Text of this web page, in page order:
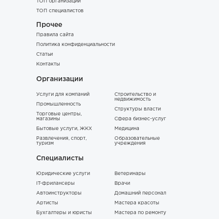
ТОП организаций
ТОП специалистов
Прочее
Правила сайта
Политика конфиденциальности
Статьи
Контакты
Организации
Услуги для компаний
Промышленность
Торговые центры,
магазины
Бытовые услуги, ЖКХ
Развлечения, спорт,
туризм
Строительство и
недвижимость
Структуры власти
Сфера бизнес-услуг
Медицина
Образовательные
учреждения
Специалисты
Юридические услуги
IT-фрилансеры
Автоинструкторы
Артисты
Бухгалтеры и юристы
Ветеринары
Врачи
Домашний персонал
Мастера красоты
Мастера по ремонту